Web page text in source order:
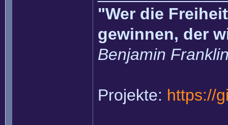
"Wer die
gewinnen, der
Benjamin
Projekte: https://